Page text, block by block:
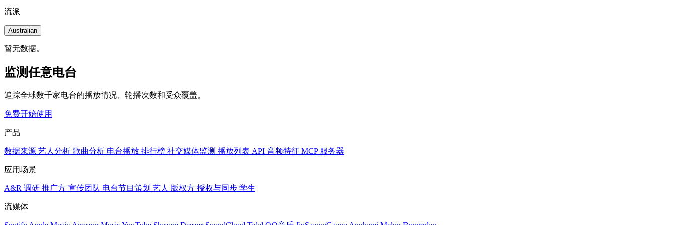
流派
Australian
暂无数据。
监测任意电台
追踪全球数千家电台的播放情况、轮播次数和受众覆盖。
免费开始使用
产品
数据来源 艺人分析 歌曲分析 电台播放 排行榜 社交媒体监测 播放列表 API 音频特征 MCP 服务器
应用场景
A&R 调研 推广方 宣传团队 电台节目策划 艺人 版权方 授权与同步 学生
流媒体